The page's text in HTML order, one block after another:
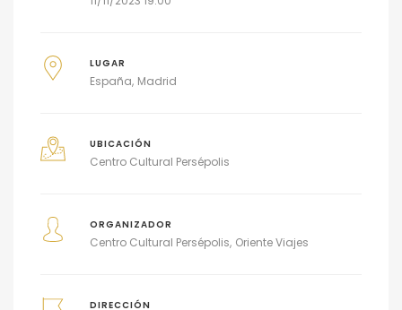
LUGAR
España Madrid
UBICACIÓN
Centro Cultural Persépolis
ORGANIZADOR
Centro Cultural Persépolis Oriente Viajes
DIRECCIÓN